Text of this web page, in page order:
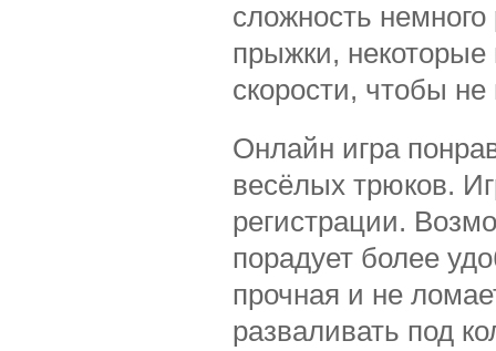
сложность немного
прыжки,
скорости, чтобы не
Онлайн игра
весёлых трюков.
регистрации.
порадует более
прочная и не
разваливать под